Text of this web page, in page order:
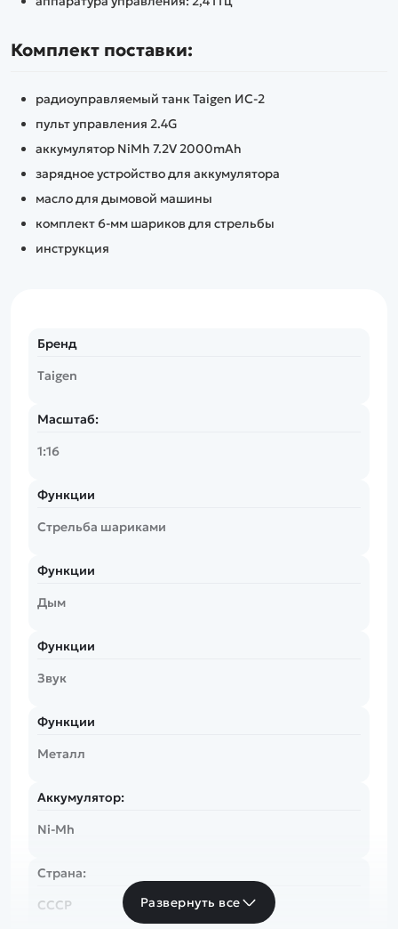
Комплект поставки:
радиоуправляемый танк Taigen ИС-2
пульт управления 2.4G
аккумулятор NiMh 7.2V 2000mAh
зарядное устройство для аккумулятора
масло для дымовой машины
комплект 6-мм шариков для стрельбы
инструкция
Бренд
Taigen
Масштаб:
1:16
Функции
Стрельба шариками
Функции
Дым
Функции
Звук
Функции
Металл
Аккумулятор:
Ni-Mh
Страна:
СССР
Развернуть все